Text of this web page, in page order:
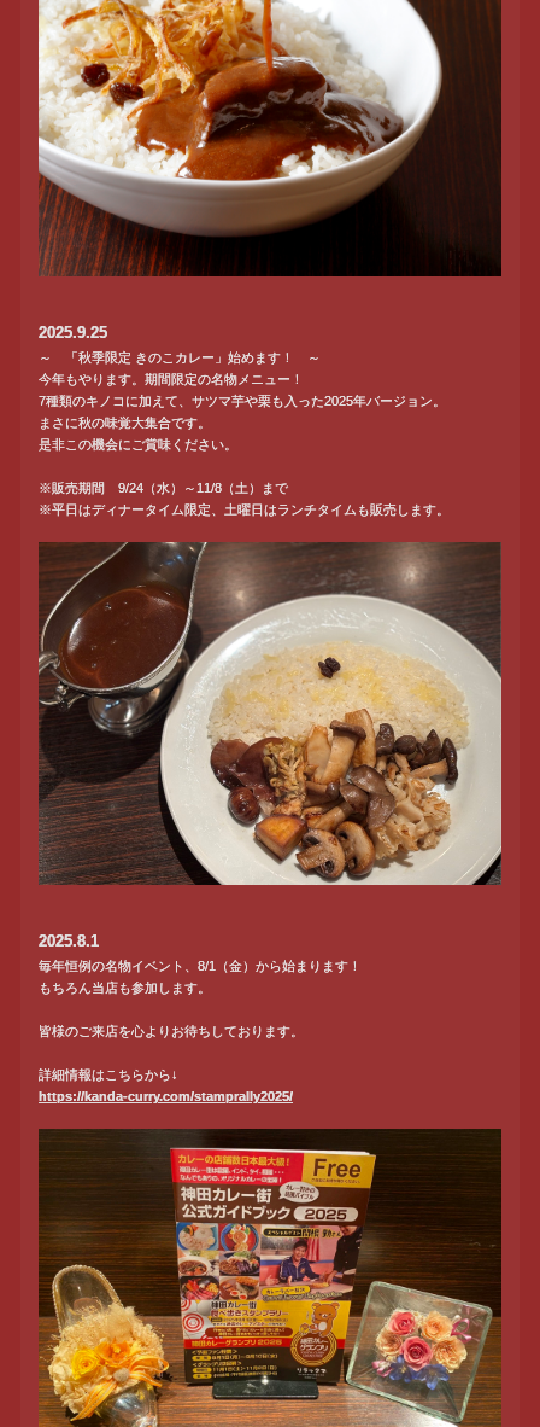
2025.9.25
～ 「秋季限定 きのこカレー」始めます！ ～
今年もやります。期間限定の名物メニュー！
7種類のキノコに加えて、サツマ芋や栗も入った2025年バージョン。
まさに秋の味覚大集合です。
是非この機会にご賞味ください。
※販売期間 9/24（水）～11/8（土）まで
※平日はディナータイム限定、土曜日はランチタイムも販売します。
2025.8.1
毎年恒例の名物イベント、8/1（金）から始まります！
もちろん当店も参加します。
皆様のご来店を心よりお待ちしております。
詳細情報はこちらから↓
https://kanda-curry.com/stamprally2025/